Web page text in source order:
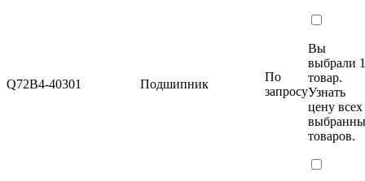
Q72B4-40301 Подшипник
По
запросу
Вы
выбрали 1
товар.
Узнать
цену всех
товаров.